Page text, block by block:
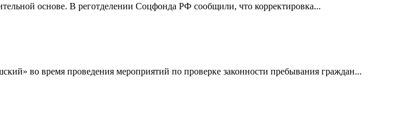
основе. В реготделении Соцфонда РФ сообщили, что корректировка...
во время проведения мероприятий по проверке законности пребывания граждан...